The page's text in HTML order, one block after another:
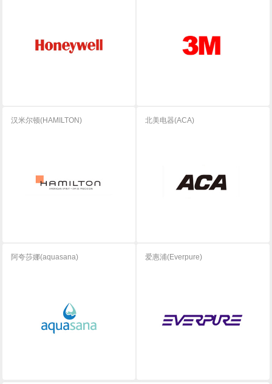
汉米尔顿(HAMILTON) 北美电器(ACA)
阿夸莎娜(aquasana) 爱惠浦(Everpure)